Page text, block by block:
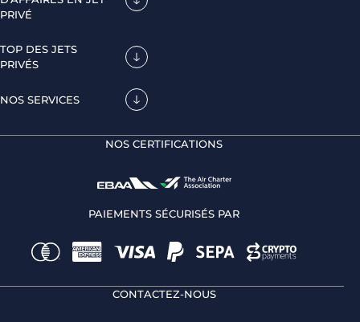
PRIVÉ
TOP DES JETS
PRIVÉS
NOS SERVICES
NOS CERTIFICATIONS
PAIEMENTS SÉCURISÉS PAR
CONTACTEZ-NOUS